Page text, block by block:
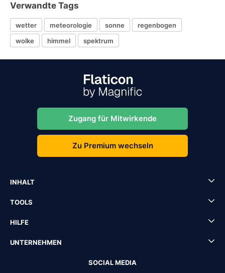
Verwandte Tags
wetter meteorologie sonne
regenbogen
wolke
himmel spektrum
Zugang für Mitwirkende
Zu Premium wechseln
INHALT
TOOLS
HILFE
UNTERNEHMEN
SOCIAL MEDIA